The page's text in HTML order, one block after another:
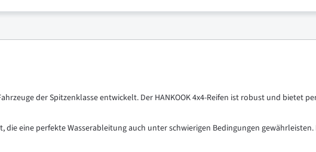
der Spitzenklasse entwickelt. Der HANKOOK 4x4-Reifen ist robust und bietet
die eine perfekte Wasserableitung auch unter schwierigen Bedingungen